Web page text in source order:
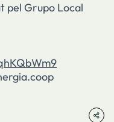
pel Grupo Local